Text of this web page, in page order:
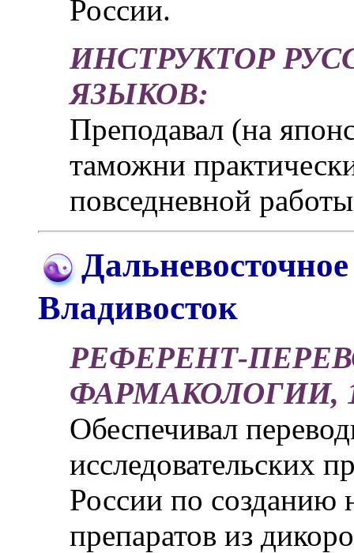
России.
ИНСТРУКТОР
ЯЗЫКОВ:
Преподавал (на
таможни
повседневной
Владивосток
РЕФЕРЕНТ-
ФАРМАКОЛОГИИ,
Обеспечивал
исследовательских
России по созданию
препаратов из